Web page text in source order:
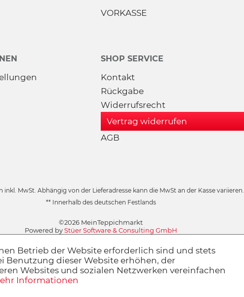
VORKASSE
SHOP SERVICE
Kontakt
Rückgabe
Widerrufsrecht
Vertrag widerrufen
AGB
inkl. MwSt. Abhängig von der Lieferadresse kann die MwSt an der Kasse variieren.
** Innerhalb des deutschen Festlands
©2026 MeinTeppichmarkt
Powered byStüer Software & Consulting GmbH
Betrieb der Website erforderlich sind und stets
Benutzung dieser Website erhöhen, der
Websites und sozialen Netzwerken vereinfachen
Informationen